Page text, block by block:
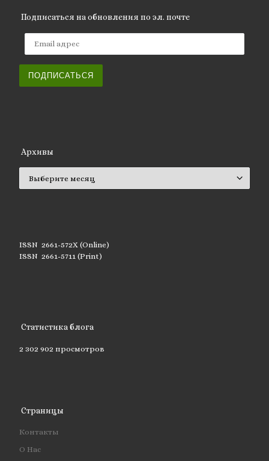
Подписаться на обновления по эл. почте
ПОДПИСАТЬСЯ
Архивы
ISSN 2661-572X (Online)
ISSN 2661-5711 (Print)
Статистика блога
2 302 902 просмотров
Страницы
Контакты
О Нас